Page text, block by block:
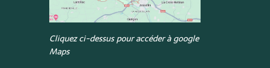
Cliquez ci-dessus pour accéder à google
Maps